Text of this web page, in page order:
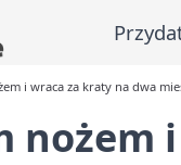
i wraca za kraty na dwa